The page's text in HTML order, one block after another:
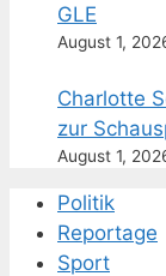
GLE
August 1,
Charlotte
zur
August 1,
Politik
Reportage
Sport